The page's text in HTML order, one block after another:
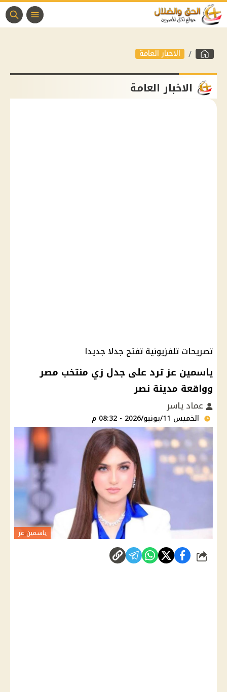
الاخبار العامة
الاخبار العامة
تصريحات تلفزيونية تفتح جدلا جديدا
ياسمين عز ترد على جدل زي منتخب مصر
وواقعة مدينة نصر
عماد ياسر
الخميس 11/يونيو/2026 - 08:32 م
ياسمين عز
شارك